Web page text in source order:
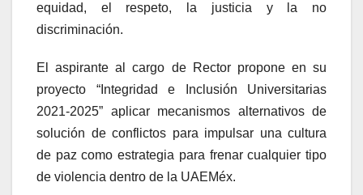
equidad, el respeto, la justicia y la no
discriminación.
El aspirante al cargo de Rector propone en su
proyecto “Integridad e Inclusión Universitarias
2021-2025” aplicar mecanismos alternativos de
solución de conflictos para impulsar una cultura
de paz como estrategia para frenar cualquier tipo
de violencia dentro de la UAEMéx.